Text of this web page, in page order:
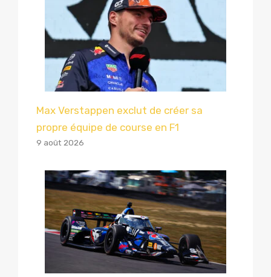
Max Verstappen exclut de créer sa
propre équipe de course en F1
9 août 2026